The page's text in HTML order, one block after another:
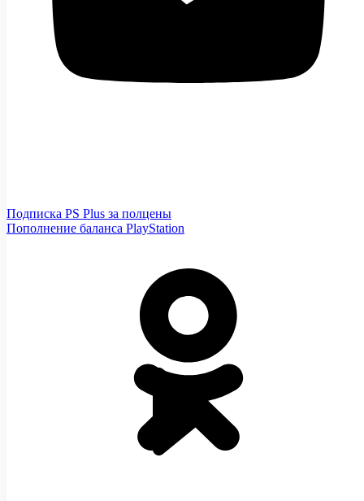
Подписка PS Plus за полцены
Пополнение баланса PlayStation